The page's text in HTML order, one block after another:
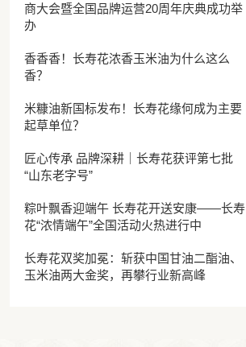
商大会暨全国品牌运营20周年庆典成功举
办
香香香！长寿花浓香玉米油为什么这么
香？
米糠油新国标发布！长寿花缘何成为主要
起草单位？
匠心传承 品牌深耕｜长寿花获评第七批
“山东老字号”
粽叶飘香迎端午 长寿花开送安康——长寿
花“浓情端午”全国活动火热进行中
长寿花双奖加冕：斩获中国甘油二酯油、
玉米油两大金奖，再攀行业新高峰